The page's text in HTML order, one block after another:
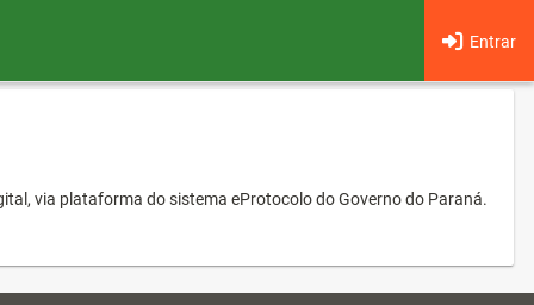
Entrar
via plataforma do sistema eProtocolo do Governo do Paraná.